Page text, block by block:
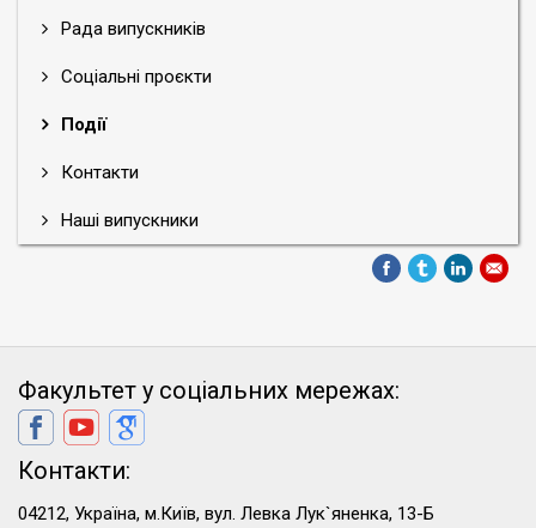
Рада випускників
Соціальні проєкти
Події
Контакти
Наші випускники
Факультет у соціальних мережах:
Контакти:
04212, Україна, м.Київ, вул. Левка Лук`яненка, 13-Б